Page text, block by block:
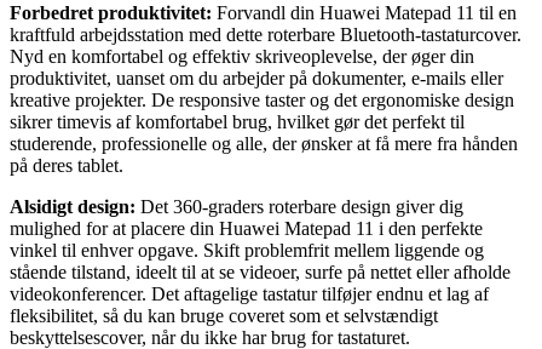
Forbedret produktivitet: Forvandl din Huawei Matepad 11 til en
kraftfuld arbejdsstation med dette roterbare Bluetooth-tastaturcover.
Nyd en komfortabel og effektiv skriveoplevelse, der øger din
produktivitet, uanset om du arbejder på dokumenter, e-mails eller
kreative projekter. De responsive taster og det ergonomiske design
sikrer timevis af komfortabel brug, hvilket gør det perfekt til
studerende, professionelle og alle, der ønsker at få mere fra hånden
på deres tablet.
Alsidigt design: Det 360-graders roterbare design giver dig
mulighed for at placere din Huawei Matepad 11 i den perfekte
vinkel til enhver opgave. Skift problemfrit mellem liggende og
stående tilstand, ideelt til at se videoer, surfe på nettet eller afholde
videokonferencer. Det aftagelige tastatur tilføjer endnu et lag af
fleksibilitet, så du kan bruge coveret som et selvstændigt
beskyttelsescover, når du ikke har brug for tastaturet.